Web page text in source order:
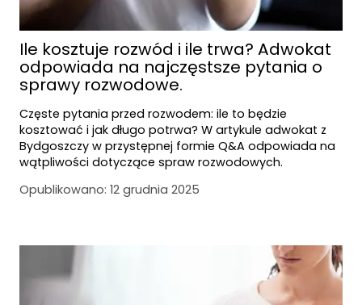
Ile kosztuje rozwód i ile trwa? Adwokat
odpowiada na najczęstsze pytania o
sprawy rozwodowe.
Częste pytania przed rozwodem: ile to będzie
kosztować i jak długo potrwa? W artykule adwokat z
Bydgoszczy w przystępnej formie Q&A odpowiada na
wątpliwości dotyczące spraw rozwodowych.
Opublikowano: 12 grudnia 2025